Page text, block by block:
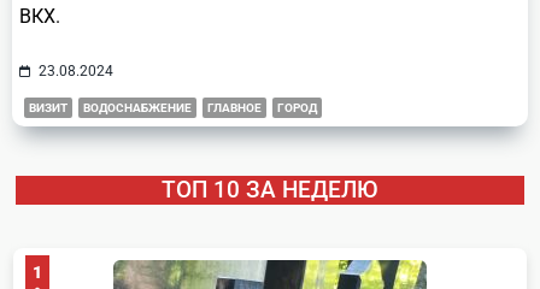
ВКХ.
23.08.2024
ВИЗИТ ВОДОСНАБЖЕНИЕ ГЛАВНОЕ ГОРОД
ТОП 10 ЗА НЕДЕЛЮ